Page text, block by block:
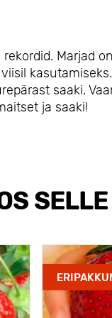
Marjad
saaki.
ja saaki!